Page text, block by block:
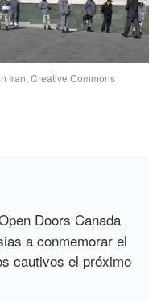
Iran, Creative Commons
Doors Canada
a conmemorar el
cautivos el próximo